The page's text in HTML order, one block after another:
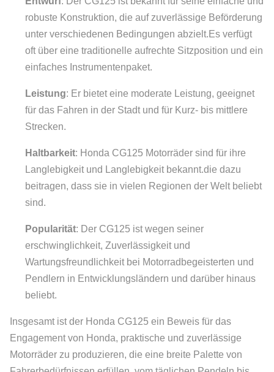
robuste Konstruktion, die auf zuverlässige Beförderung
unter verschiedenen Bedingungen abzielt.Es verfügt
oft über eine traditionelle aufrechte Sitzposition und ein
einfaches Instrumentenpaket.
Leistung: Er bietet eine moderate Leistung, geeignet
für das Fahren in der Stadt und für Kurz- bis mittlere
Strecken.
Haltbarkeit: Honda CG125 Motorräder sind für ihre
Langlebigkeit und Langlebigkeit bekannt.die dazu
beitragen, dass sie in vielen Regionen der Welt beliebt
sind.
Popularität: Der CG125 ist wegen seiner
erschwinglichkeit, Zuverlässigkeit und
Wartungsfreundlichkeit bei Motorradbegeisterten und
Pendlern in Entwicklungsländern und darüber hinaus
beliebt.
Insgesamt ist der Honda CG125 ein Beweis für das
Engagement von Honda, praktische und zuverlässige
Motorräder zu produzieren, die eine breite Palette von